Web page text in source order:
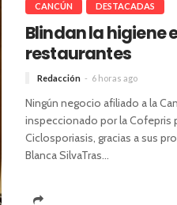
CANCÚN DESTACADAS
Blindan la higiene
restaurantes
Redacción 6 horas ago
Ningún negocio afiliado a la
inspeccionado por la Cofepris
Ciclosporiasis, gracias a sus
Blanca SilvaTras...